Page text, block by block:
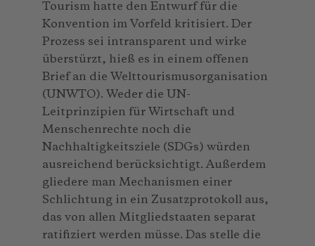
Tourism hatte den Entwurf für die
Konvention im Vorfeld kritisiert. Der
Prozess sei intransparent und wirke
überstürzt, hieß es in einem offenen
Brief an die Welttourismusorganisation
(UNWTO). Weder die UN-
Leitprinzipien für Wirtschaft und
Menschenrechte noch die
Nachhaltigkeitsziele (SDGs) würden
ausreichend berücksichtigt. Außerdem
gliedere man Mechanismen einer
Schlichtung in ein Zusatzprotokoll aus,
das von allen Mitgliedstaaten separat
ratifiziert werden müsse. Das stelle die